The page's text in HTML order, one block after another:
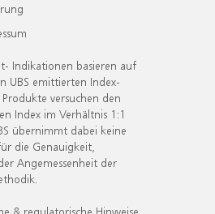
Indikationen basieren auf
UBS emittierten Index-
versuchen den
Index im Verhältnis 1:1
übernimmt dabei keine
die Genauigkeit,
Angemessenheit der